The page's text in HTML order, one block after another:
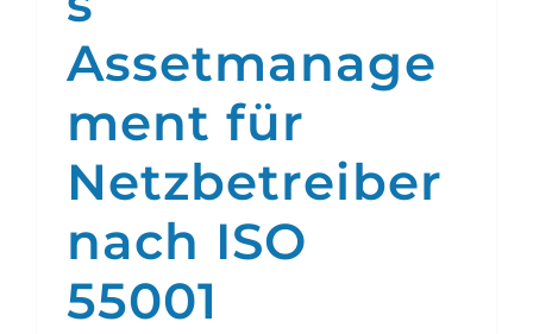
Assetmanage
ment für
Netzbetreiber
nach ISO
55001